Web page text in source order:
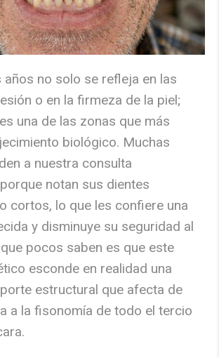
años no solo se refleja en las
o en la firmeza de la piel;
una de las zonas que más
biológico. Muchas
a nuestra consulta
notan sus dientes
cortos, lo que les confiere una
y disminuye su seguridad al
pocos saben es que este
esconde en realidad una
estructural que afecta de
a la fisonomía de todo el tercio